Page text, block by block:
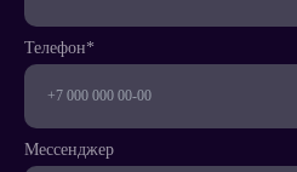
менеджеру
Телефон*
Мессенджер